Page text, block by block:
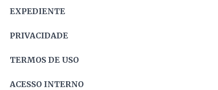
EXPEDIENTE
PRIVACIDADE
TERMOS DE USO
ACESSO INTERNO